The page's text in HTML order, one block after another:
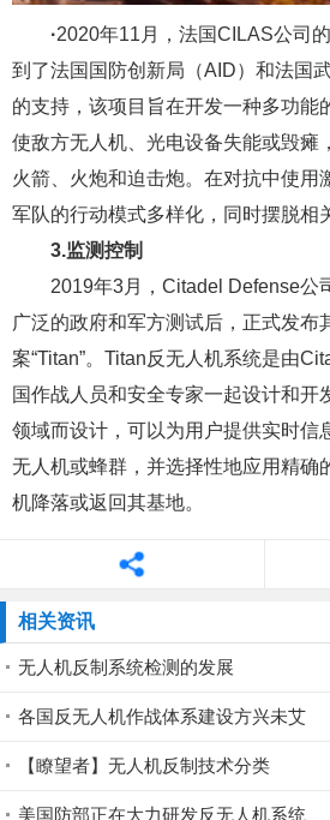
·2020年11月，法国CILAS公司
到了法国国防创新局（AID）和法国
的支持，该项目旨在开发一种多功能
使敌方无人机、光电设备失能或毁瘫
火箭、火炮和迫击炮。在对抗中使用
军队的行动模式多样化，同时摆脱相
3.监测控制
2019年3月，Citadel Defense公
广泛的政府和军方测试后，正式发布
案“Titan”。Titan反无人机系统是由
国作战人员和安全专家一起设计和开
领域而设计，可以为用户提供实时信
无人机或蜂群，并选择性地应用精确
机降落或返回其基地。
相关资讯
无人机反制系统检测的发展
各国反无人机作战体系建设方兴未艾
【瞭望者】无人机反制技术分类
美国防部正在大力研发反无人机系统